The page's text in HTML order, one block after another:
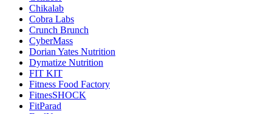
Chikalab
Cobra Labs
Crunch Brunch
CyberMass
Dorian Yates Nutrition
Dymatize Nutrition
FIT KIT
Fitness Food Factory
FitnesSHOCK
FitParad